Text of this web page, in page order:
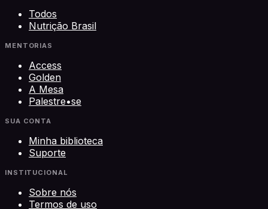
Todos
Nutrição Brasil
MENTORIAS
Access
Golden
A Mesa
Palestre•se
SUA CONTA
Minha biblioteca
Suporte
INSTITUCIONAL
Sobre nós
Termos de uso